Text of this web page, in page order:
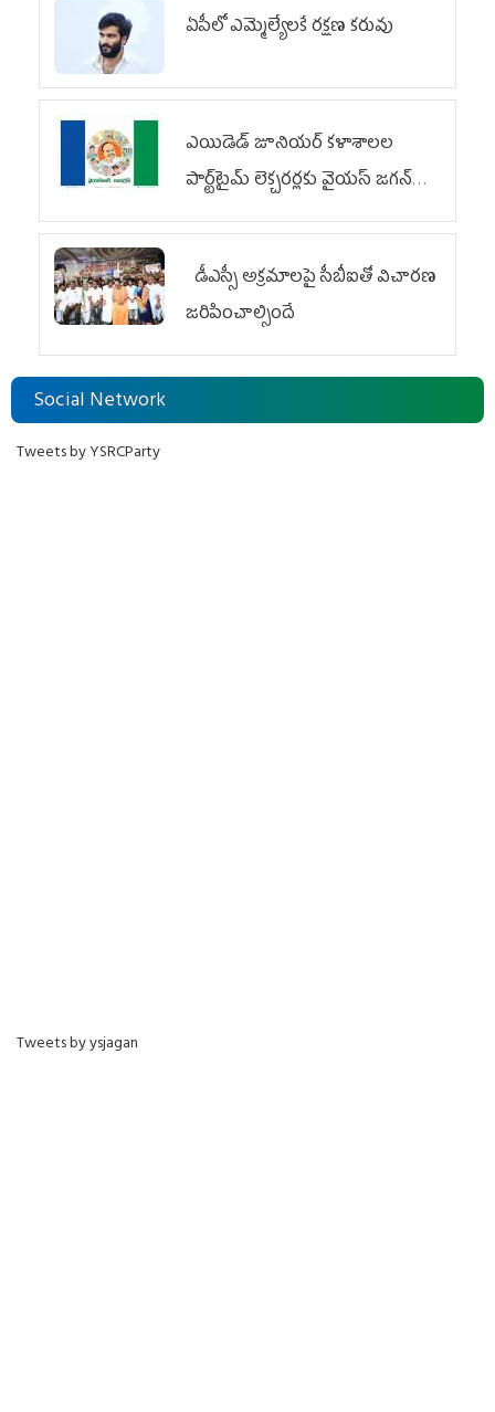
ఏపీలో ఎమ్మెల్యేల‌కే ర‌క్ష‌ణ క‌రువు
ఎయిడెడ్‌ జూనియర్‌ కళాశాలల
పార్ట్‌టైమ్‌ లెక్చరర్లకు వైయ‌స్ జగన్
భరోసా
డీఎస్సీ అక్రమాలపై సీబీఐతో విచారణ
జరిపించాల్సిందే
Social Network
Tweets by YSRCParty
Tweets by ysjagan